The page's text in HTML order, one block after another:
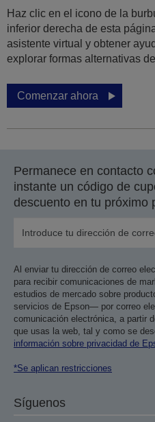
Haz clic en el icono de la
inferior derecha de esta
asistente virtual y obtener
explorar formas alternativas
Comenzar ahora
Permanece en contacto
instante un código de
descuento en tu próximo
Al enviar tu dirección de correo
para recibir comunicaciones de
estudios de mercado sobre
servicios de Epson— por correo
comunicación electrónica, a partir
que usas la web, tal y como se
información sobre privacidad de
*Se aplican restricciones
Síguenos